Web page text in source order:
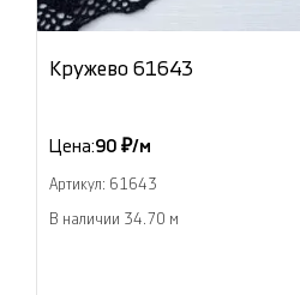
Кружево 61643
Цена:90 ₽/м
Артикул: 61643
В наличии 34.70 м